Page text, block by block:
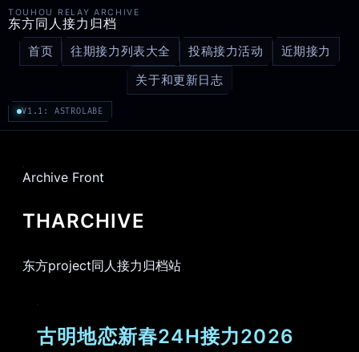
TOUHOU RELAY ARCHIVE
东方同人接力归档
首页 往期接力列表大全 投稿接力活动
近期接力
关于和更新日志
V1.1: ASTROLABE
Archive Front
THARCHIVE
东方project同人接力归档站
古明地恋新春24H接力2026